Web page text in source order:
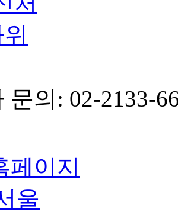
문의: 02-2133-
페이지
울